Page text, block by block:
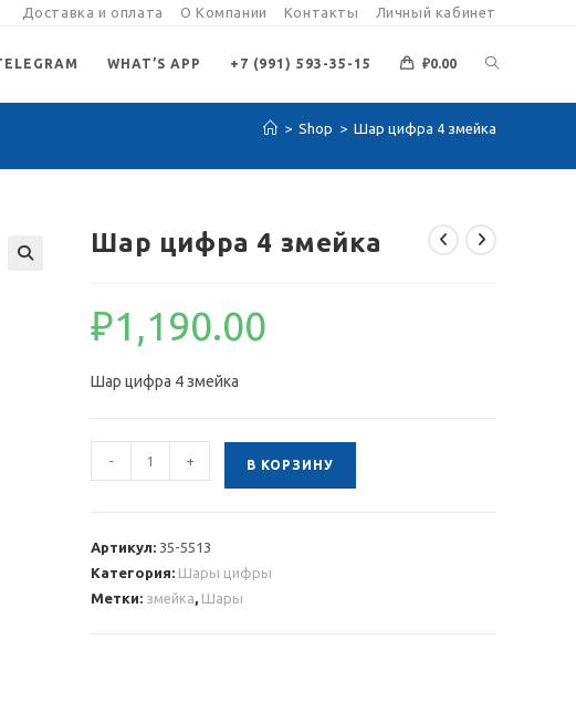
Доставка и оплата О Компании Контакты Личный кабинет
WHAT’S APP +7 (991) 593-35-15 ₽0.00
ПОИСК
> Shop > Шар цифра 4 змейка
Шар цифра 4 змейка
₽1,190.00
Шар цифра 4 змейка
Количество
товара
змейка
- + В КОРЗИНУ
Артикул: 35-5513
Категория: Шары цифры
Метки: змейка, Шары